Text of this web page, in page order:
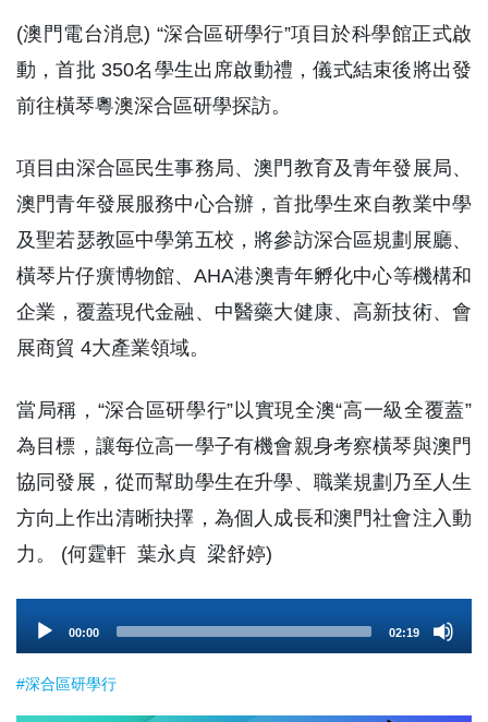
(澳門電台消息) “深合區研學行”項目於科學館正式啟
動，首批 350名學生出席啟動禮，儀式結束後將出發
前往橫琴粵澳深合區研學探訪。
項目由深合區民生事務局、澳門教育及青年發展局、
澳門青年發展服務中心合辦，首批學生來自教業中學
及聖若瑟教區中學第五校，將參訪深合區規劃展廳、
橫琴片仔癀博物館、AHA港澳青年孵化中心等機構和
企業，覆蓋現代金融、中醫藥大健康、高新技術、會
展商貿 4大產業領域。
當局稱，“深合區研學行”以實現全澳“高一級全覆蓋”
為目標，讓每位高一學子有機會親身考察橫琴與澳門
協同發展，從而幫助學生在升學、職業規劃乃至人生
方向上作出清晰抉擇，為個人成長和澳門社會注入動
力。 (何霆軒 葉永貞 梁舒婷)
Player
00:00 02:19
#深合區研學行